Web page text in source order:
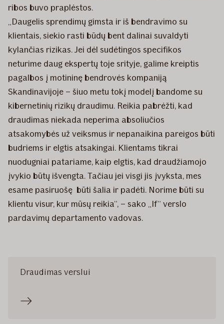
ribos buvo praplėstos.
„Daugelis sprendimų gimsta ir iš bendravimo su
klientais, siekio rasti būdų bent dalinai suvaldyti
kylančias rizikas. Jei dėl sudėtingos specifikos
neturime daug ekspertų toje srityje, galime kreiptis
pagalbos į motininę bendrovės kompaniją
Skandinavijoje – šiuo metu tokį modelį bandome su
kibernetinių rizikų draudimu. Reikia pabrėžti, kad
draudimas niekada neperima absoliučios
atsakomybės už veiksmus ir nepanaikina pareigos būti
budriems ir elgtis atsakingai. Klientams tikrai
nuodugniai patariame, kaip elgtis, kad draudžiamojo
įvykio būtų išvengta. Tačiau jei visgi jis įvyksta, mes
esame pasiruošę būti šalia ir padėti. Norime būti su
klientu visur, kur mūsų reikia“, – sako „If“ verslo
pardavimų departamento vadovas.
Draudimas verslui